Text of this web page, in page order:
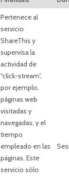
Pertenece al
servicio
ShareThis y
supervisa la
actividad de
“click-stream”,
por ejemplo,
páginas web
visitadas y
navegadas, y el
tiempo
empleado en las
páginas. Este
servicio sólo